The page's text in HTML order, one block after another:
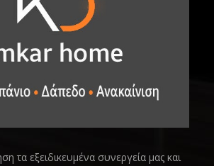
τα εξειδικευμένα συνεργεία μας και